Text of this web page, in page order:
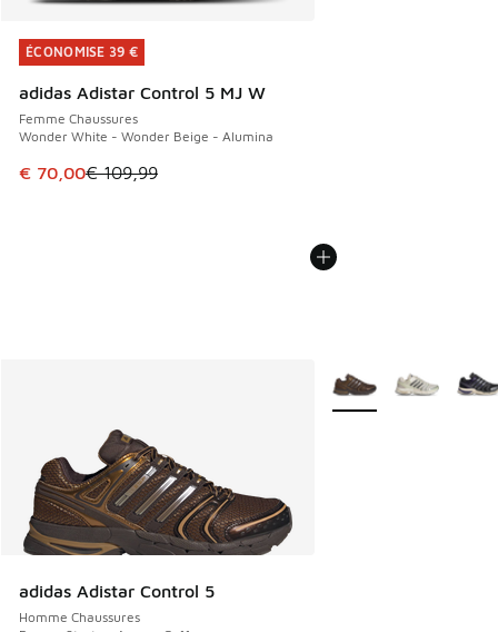
ÉCONOMISE 39 €
adidas Adistar Control 5 MJ W
Femme Chaussures
Wonder White - Wonder Beige - Alumina
Cet article est en promotion. Prix en baisse de € 109,99 à
€ 70,00€ 109,99
ÉCONOMISE 39 €
adidas Adistar Control 5
Homme Chaussures
Plus de couleurs